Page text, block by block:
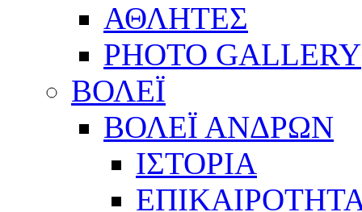
ΑΘΛΗΤΕΣ
PHOTO GALLERY
ΒΟΛΕΪ
ΒΟΛΕΪ ΑΝΔΡΩΝ
ΙΣΤΟΡΙΑ